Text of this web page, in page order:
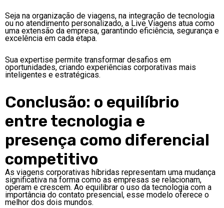
Seja na organização de viagens, na integração de tecnologia
ou no atendimento personalizado, a Live Viagens atua como
uma extensão da empresa, garantindo eficiência, segurança e
excelência em cada etapa.
Sua expertise permite transformar desafios em
oportunidades, criando experiências corporativas mais
inteligentes e estratégicas.
Conclusão: o equilíbrio
entre tecnologia e
presença como diferencial
competitivo
As viagens corporativas híbridas representam uma mudança
significativa na forma como as empresas se relacionam,
operam e crescem. Ao equilibrar o uso da tecnologia com a
importância do contato presencial, esse modelo oferece o
melhor dos dois mundos.